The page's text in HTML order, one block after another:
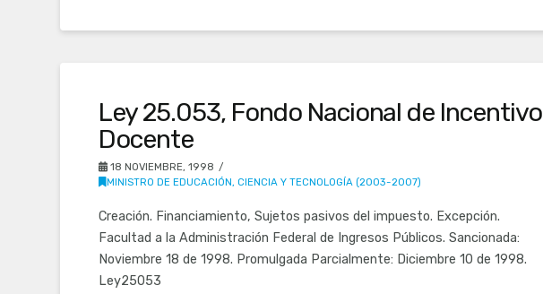
Ley 25.053, Fondo Nacional de Incentivo
Docente
18 NOVIEMBRE, 1998
MINISTRO DE EDUCACIÓN, CIENCIA Y TECNOLOGÍA (2003-2007)
Creación. Financiamiento, Sujetos pasivos del impuesto. Excepción.
Facultad a la Administración Federal de Ingresos Públicos. Sancionada:
Noviembre 18 de 1998. Promulgada Parcialmente: Diciembre 10 de 1998.
Ley25053